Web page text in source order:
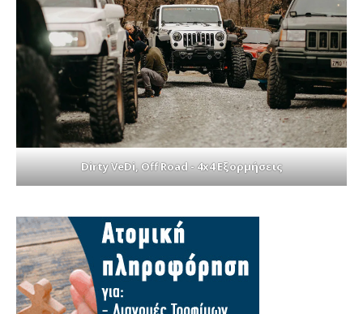
Dirty VeDi, Off Road - 4x4 Εξορμήσεις